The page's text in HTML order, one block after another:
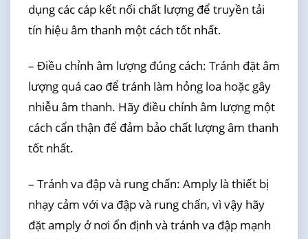
dụng các cáp kết nối chất lượng để truyền tải
tín hiệu âm thanh một cách tốt nhất.
– Điều chỉnh âm lượng đúng cách: Tránh đặt âm
lượng quá cao để tránh làm hỏng loa hoặc gây
nhiễu âm thanh. Hãy điều chỉnh âm lượng một
cách cẩn thận để đảm bảo chất lượng âm thanh
tốt nhất.
– Tránh va đập và rung chấn: Amply là thiết bị
nhạy cảm với va đập và rung chấn, vì vậy hãy
đặt amply ở nơi ổn định và tránh va đập mạnh